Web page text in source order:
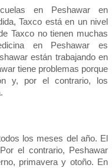
en Peshawar en
Taxco está en un nivel
Taxco no tienen muchas
en Peshawar es
están trabajando en
tiene problemas porque
y, por el contrario, los
los meses del año. El
el contrario, Peshawar
primavera y otoño. En